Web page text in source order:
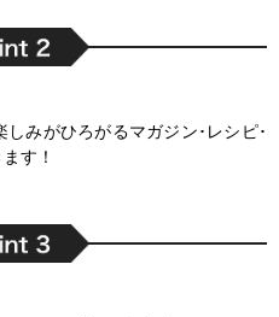
みがひろがるマガジン･レシピ･
す！